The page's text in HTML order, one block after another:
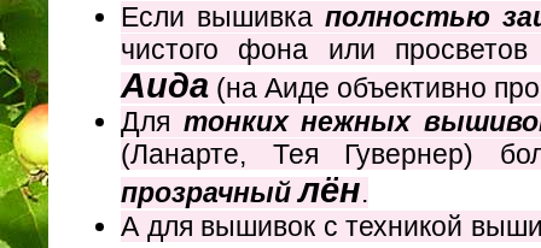
Если вышивка полностью
чистого фона или
Аида (на Аиде объективно
Для тонких нежных
(Ланарте, Тея Гувернер)
прозрачныйлён.
А для вышивок с техникой